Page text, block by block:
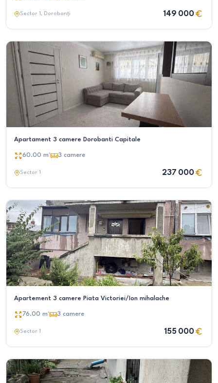
Sector 1, Dorobanți 149 000
Apartament 3 camere Dorobanti Capitale
60.00 m² 3 camere
Sector 1 237 000
Apartement 3 camere Piata Victoriei/Ion mihalache
76.00 m² 3 camere
Sector 1 155 000